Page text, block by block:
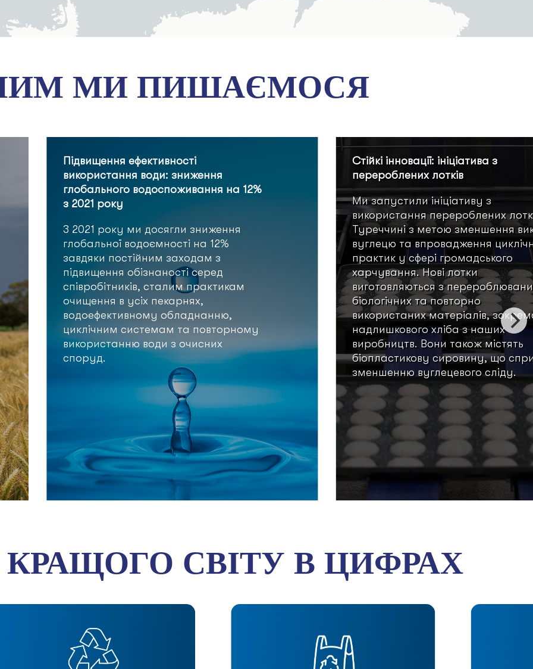
МИ ПИШАЄМОСЯ
Підвищення ефективності
використання води: зниження
глобального водоспоживання на 12%
з 2021 року
З 2021 року ми досягли зниження
глобальної водоємності на 12%
завдяки постійним заходам з
підвищення обізнаності серед
співробітників, сталим практикам
очищення в усіх пекарнях,
водоефективному обладнанню,
циклічним системам та повторному
використанню води з очисних
споруд.
Стійкі інновації: ініціатива з
перероблених лотків
Ми запустили ініціативу з
використання перероблених
Туреччині з метою зменшення
вуглецю та впровадження
практик у сфері громадського
харчування. Нові лотки
виготовляються з
біологічних та повторно
використаних матеріалів,
надлишкового хліба з наших
виробництв. Вони також містять
біопластикову сировину, що
зменшенню вуглецевого сліду.
СВІТУ В ЦИФРАХ